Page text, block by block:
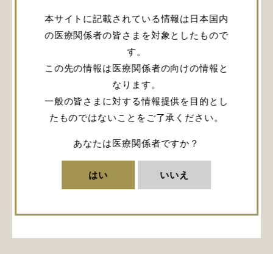
本サイトに記載されている情報は日本国内
の医療関係者の皆さまを対象としたもので
す。
この先の情報は医療関係者の向けの情報と
なります。
一般の皆さまに対する情報提供を目的とし
たものではないことをご了承ください。
あなたは医療関係者ですか？
はい いいえ
第2回目は、症例に応じて、LPシャントに加えVAシャン
独自に考案された穿刺装置についても解説いただいてい
脈穿刺などのポイントや注意点、併せてVAシャントのリ
スクについても説明いただきました。